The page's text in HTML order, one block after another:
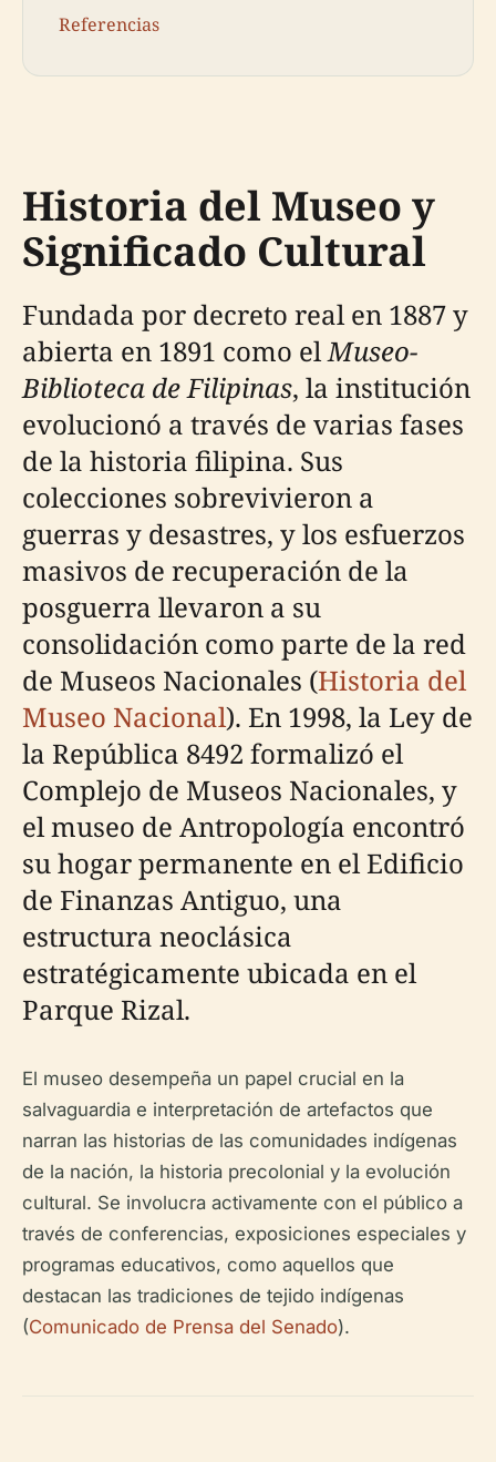
Referencias
Historia del Museo y
Significado Cultural
Fundada por decreto real en 1887 y
abierta en 1891 como elMuseo-
Biblioteca de Filipinas, la institución
evolucionó a través de varias fases
de la historia filipina. Sus
colecciones sobrevivieron a
guerras y desastres, y los esfuerzos
masivos de recuperación de la
posguerra llevaron a su
consolidación como parte de la red
de Museos Nacionales (Historia del
Museo Nacional). En 1998, la Ley de
la República 8492 formalizó el
Complejo de Museos Nacionales, y
el museo de Antropología encontró
su hogar permanente en el Edificio
de Finanzas Antiguo, una
estructura neoclásica
estratégicamente ubicada en el
Parque Rizal.
El museo desempeña un papel crucial en la
salvaguardia e interpretación de artefactos que
narran las historias de las comunidades indígenas
de la nación, la historia precolonial y la evolución
cultural. Se involucra activamente con el público a
través de conferencias, exposiciones especiales y
programas educativos, como aquellos que
destacan las tradiciones de tejido indígenas
(Comunicado de Prensa del Senado).